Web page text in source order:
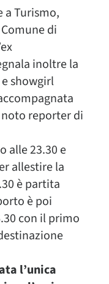
a Turismo,
di
inoltre la
showgirl
reporter di
alle 23.30 e
allestire la
è partita
è poi
con il primo
l’unica